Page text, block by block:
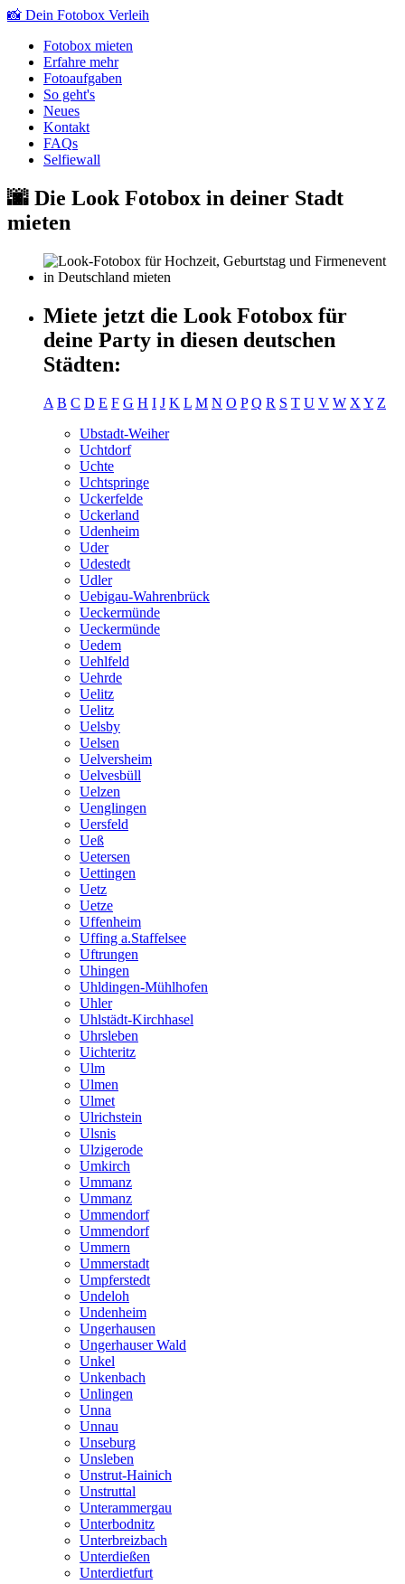
📸 Dein Fotobox Verleih
Fotobox mieten
Erfahre mehr
Fotoaufgaben
So geht's
Neues
Kontakt
FAQs
Selfiewall
🌆 Die Look Fotobox in deiner Stadt
mieten
Miete jetzt die Look Fotobox für
deine Party in diesen deutschen
Städten:
A B C D E F G H I J K L M N O P Q R S T U V W X Y Z
Ubstadt-Weiher
Uchtdorf
Uchte
Uchtspringe
Uckerfelde
Uckerland
Udenheim
Uder
Udestedt
Udler
Uebigau-Wahrenbrück
Ueckermünde
Ueckermünde
Uedem
Uehlfeld
Uehrde
Uelitz
Uelitz
Uelsby
Uelsen
Uelversheim
Uelvesbüll
Uelzen
Uenglingen
Uersfeld
Ueß
Uetersen
Uettingen
Uetz
Uetze
Uffenheim
Uffing a.Staffelsee
Uftrungen
Uhingen
Uhldingen-Mühlhofen
Uhler
Uhlstädt-Kirchhasel
Uhrsleben
Uichteritz
Ulm
Ulmen
Ulmet
Ulrichstein
Ulsnis
Ulzigerode
Umkirch
Ummanz
Ummanz
Ummendorf
Ummendorf
Ummern
Ummerstadt
Umpferstedt
Undeloh
Undenheim
Ungerhausen
Ungerhauser Wald
Unkel
Unkenbach
Unlingen
Unna
Unnau
Unseburg
Unsleben
Unstrut-Hainich
Unstruttal
Unterammergau
Unterbodnitz
Unterbreizbach
Unterdießen
Unterdietfurt